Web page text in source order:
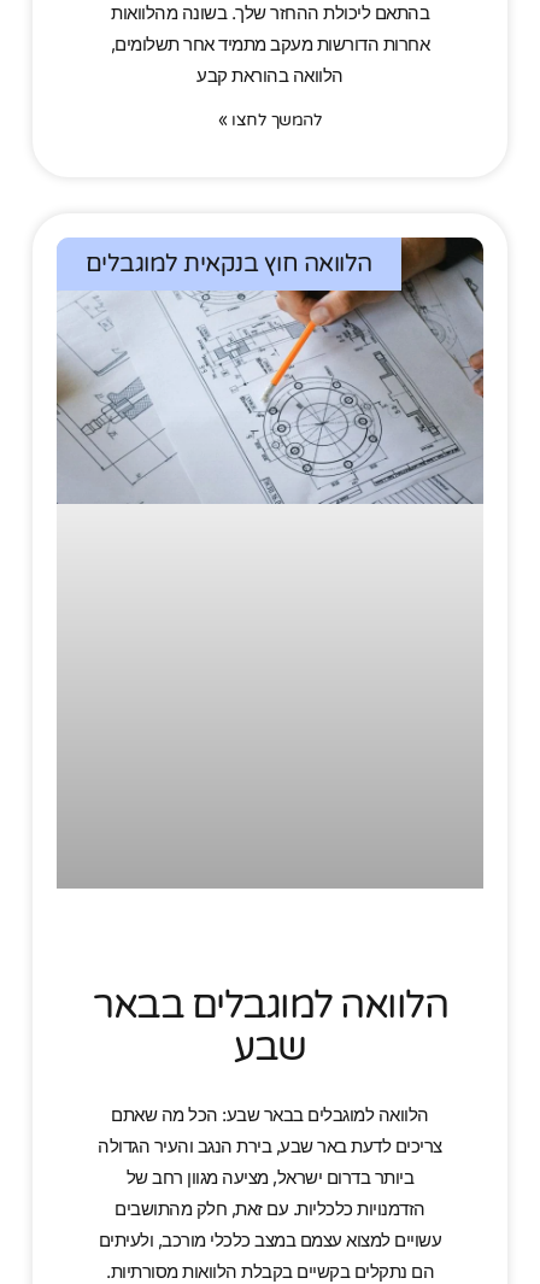
בהתאם ליכולת ההחזר שלך. בשונה מהלוואות
אחרות הדורשות מעקב מתמיד אחר תשלומים,
הלוואה בהוראת קבע
להמשך לחצו »
הלוואה חוץ בנקאית למוגבלים
הלוואה למוגבלים בבאר
שבע
הלוואה למוגבלים בבאר שבע: הכל מה שאתם
צריכים לדעת באר שבע, בירת הנגב והעיר הגדולה
ביותר בדרום ישראל, מציעה מגוון רחב של
הזדמנויות כלכליות. עם זאת, חלק מהתושבים
עשויים למצוא עצמם במצב כלכלי מורכב, ולעיתים
הם נתקלים בקשיים בקבלת הלוואות מסורתיות.